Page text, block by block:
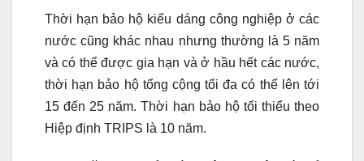
Thời hạn bảo hộ kiểu dáng công nghiệp ở các
nước cũng khác nhau nhưng thường là 5 năm
và có thể được gia hạn và ở hầu hết các nước,
thời hạn bảo hộ tổng cộng tối đa có thể lên tới
15 đến 25 năm. Thời hạn bảo hộ tối thiểu theo
Hiệp định TRIPS là 10 năm.